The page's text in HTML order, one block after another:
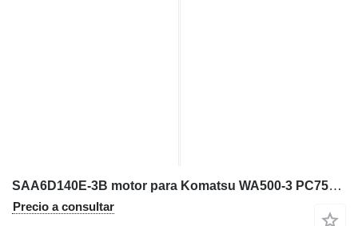
SAA6D140E-3B motor para Komatsu WA500-3 PC750-6 D155AX-6 cargadora de ruedas
Precio a consultar